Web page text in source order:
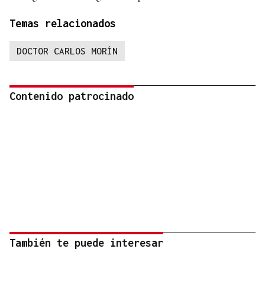
Temas relacionados
DOCTOR CARLOS MORÍN
Contenido patrocinado
También te puede interesar